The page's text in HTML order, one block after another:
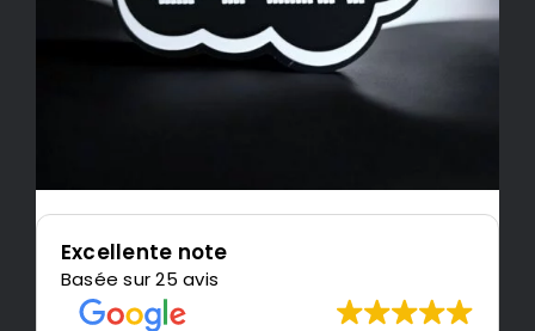
Excellente note
Basée sur 25 avis